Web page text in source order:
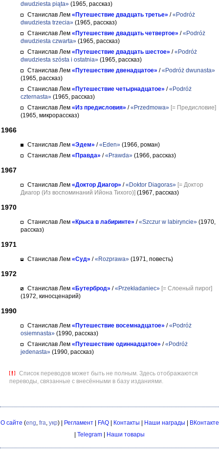
dwudziesta piąta» (1965, рассказ)
Станислав Лем «Путешествие двадцать третье» /«Podróż
dwudziesta trzecia» (1965, рассказ)
Станислав Лем «Путешествие двадцать четвертое» /«Podróż
dwudziesta czwarta» (1965, рассказ)
Станислав Лем «Путешествие двадцать шестое» /«Podróż
dwudziesta szósta i ostatnia» (1965, рассказ)
Станислав Лем «Путешествие двенадцатое» /«Podróż dwunasta»
(1965, рассказ)
Станислав Лем «Путешествие четырнадцатое» /«Podróż
czternasta» (1965, рассказ)
Станислав Лем «Из предисловия» /«Przedmowa» [= Предисловие]
(1965, микрорассказ)
1966
Станислав Лем «Эдем» /«Eden» (1966, роман)
Станислав Лем «Правда» /«Prawda» (1966, рассказ)
1967
Станислав Лем «Доктор Диагор» /«Doktor Diagoras» [= Доктор
Диагор (Из воспоминаний Ийона Тихого)] (1967, рассказ)
1970
Станислав Лем «Крыса в лабиринте» /«Szczur w labiryncie» (1970,
рассказ)
1971
Станислав Лем «Суд» /«Rozprawa» (1971, повесть)
1972
Станислав Лем «Бутерброд» /«Przekładaniec» [= Слоеный пирог]
(1972, киносценарий)
1990
Станислав Лем «Путешествие восемнадцатое» /«Podróż
osiemnasta» (1990, рассказ)
Станислав Лем «Путешествие одиннадцатое» /«Podróż
jedenasta» (1990, рассказ)
Список переводов может быть не полным. Здесь отображаются
переводы, связанные с внесёнными в базу изданиями.
О сайте (eng, fra, укр) | Регламент| FAQ| Контакты Наши награды
ВКонтакте
Telegram Наши товары